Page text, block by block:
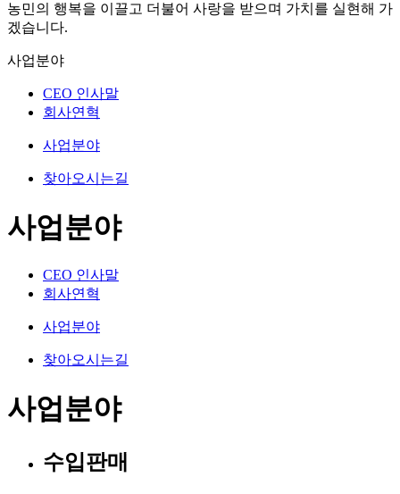
농민의 행복을 이끌고 더불어 사랑을 받으며 가치를 실현해 가
겠습니다.
사업분야
CEO 인사말
회사연혁
사업분야
찾아오시는길
사업분야
CEO 인사말
회사연혁
사업분야
찾아오시는길
사업분야
수입판매